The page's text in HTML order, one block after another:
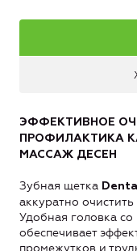
ЭФФЕКТИВНОЕ
ПРОФИЛАКТИКА
МАССАЖ ДЕСЕН
Зубная щетка
аккуратно
Удобная головка
обеспечивает